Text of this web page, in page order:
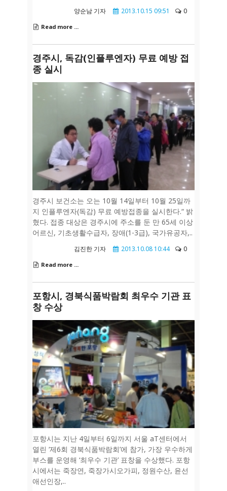
양순남 기자 2013.10.15 09:51 0
Read more ...
경주시, 독감(인플루엔자) 무료 예방 접
종 실시
경주시 보건소는 오는 10월 14일부터 10월 25일까
지 인플루엔자(독감) 무료 예방접종을 실시한다.“ 밝
혔다. 접종 대상은 경주시에 주소를 둔 만 65세 이상
어르신, 기초생활수급자, 장애(1-3급), 국가유공자,..
김진한 기자 2013.10.08 10:44 0
Read more ...
포항시, 경북식품박람회 최우수 기관 표
창 수상
포항시는 지난 4일부터 6일까지 서울 aT센터에서
열린 ‘제6회 경북식품박람회’에 참가, 가장 우수하게
부스를 운영해 ‘최우수 기관’ 표창을 수상했다. 포항
시에서는 죽장연, 죽장가시오가피, 정원수산, 윤선
애선인장,..